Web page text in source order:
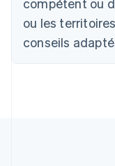
compétent ou
ou les
conseils
Português English
Bulgarie
English
Canada
EnglishFrançais